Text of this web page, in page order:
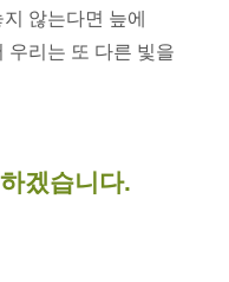
않는다면 늪에
우리는 또 다른 빛을
겠습니다.